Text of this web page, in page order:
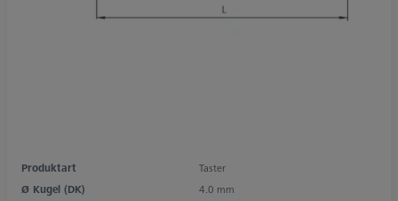
Produktart
Taster
Ø Kugel (DK)
4.0 mm